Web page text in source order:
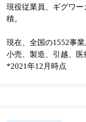
現役従業員、ギグワ
積。
現在、全国の1552事
小売、製造、引越、医
*2021年12月時点